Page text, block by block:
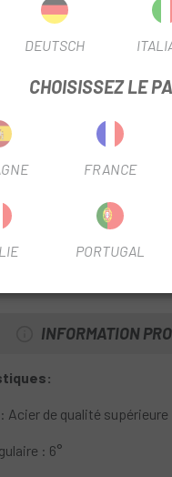
SUR CRAMPONS
FICHE PRODUIT
2024
INFORMATION
Acier de qualité supérieure
: 6°
DEUTSCH
CHOISISSEZ LE
FRANCE
PORTUGAL